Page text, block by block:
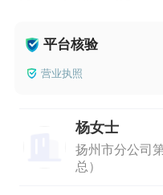
平台核验
营业执照
杨女士
扬州市分公司
总）